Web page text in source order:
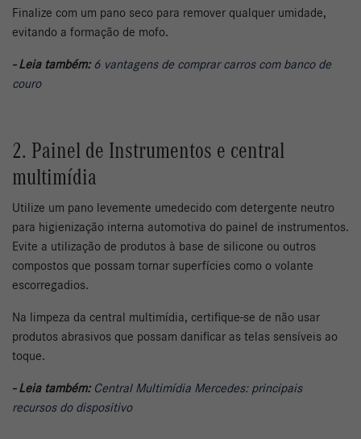
Finalize com um pano seco para remover qualquer umidade,
evitando a formação de mofo.
- Leia também: 6 vantagens de comprar carros com banco de
couro
2. Painel de Instrumentos e central
multimídia
Utilize um pano levemente umedecido com detergente neutro
para higienização interna automotiva do painel de instrumentos.
Evite a utilização de produtos à base de silicone ou outros
compostos que possam tornar superfícies como o volante
escorregadios.
Na limpeza da central multimídia, certifique-se de não usar
produtos abrasivos que possam danificar as telas sensíveis ao
toque.
- Leia também:Central Multimídia Mercedes: principais
recursos do dispositivo